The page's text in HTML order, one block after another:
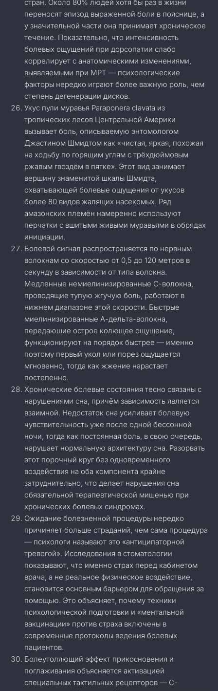
стран. Около 80% людей хотя бы раз в жизни
переносят эпизод выраженной боли в пояснице, а
у значительной части она принимает хроническое
течение. Показательно, что интенсивность
болевых ощущений при дорсопатии слабо
коррелирует с анатомическими изменениями,
выявляемыми при МРТ — психологические
факторы нередко играют более важную роль, чем
степень дегенерации дисков.
Укус пули муравья Paraponera clavata из
тропических лесов Центральной Америки
вызывает боль, описываемую энтомологом
Джастином Шмидтом как «чистая, яркая, похожая
на ходьбу по горящим углям с трёхдюймовым
ржавым гвоздём в пятке». Этот вид занимает
вершину знаменитой шкалы Шмидта,
охватывающей болевые ощущения от укусов
более 80 видов жалящих насекомых. Ряд
амазонских племён намеренно используют
перчатки с вшитыми живыми муравьями в обрядах
инициации.
Болевой сигнал распространяется по нервным
волокнам со скоростью от 0,5 до 120 метров в
секунду в зависимости от типа волокна.
Медленные немиелинизированные С-волокна,
проводящие тупую жгучую боль, работают в
нижнем диапазоне этой скорости. Быстрые
миелинизированные А-дельта-волокна,
передающие острое колющее ощущение,
функционируют на порядок быстрее — именно
поэтому первый укол или порез ощущается
мгновенно, тогда как жжение нарастает
постепенно.
Хронические болевые состояния тесно связаны с
нарушениями сна, причём зависимость является
взаимной. Недостаток сна усиливает болевую
чувствительность уже после одной бессонной
ночи, тогда как постоянная боль, в свою очередь,
нарушает нормальную архитектуру сна. Разорвать
этот порочный круг без одновременного
воздействия на оба компонента крайне
затруднительно, что делает нарушения сна
обязательной терапевтической мишенью при
хронических болевых синдромах.
Ожидание болезненной процедуры нередко
причиняет больше страданий, чем сама процедура
— психологи называют это «антиципаторной
тревогой». Исследования в стоматологии
показывают, что именно страх перед кабинетом
врача, а не реальное физическое воздействие,
становится основным барьером для обращения за
помощью. Это объясняет, почему техники
психологической подготовки и «ментальной
вакцинации» против страха включены в
современные протоколы ведения болевых
пациентов.
Болеутоляющий эффект прикосновения и
поглаживания объясняется активацией
специальных тактильных рецепторов — С-